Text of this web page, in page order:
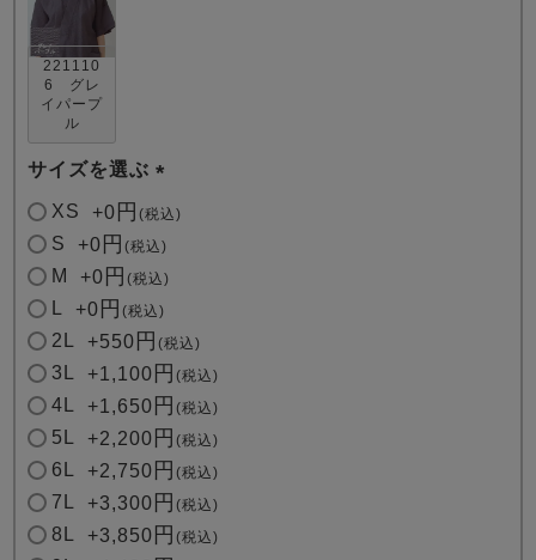
すべてのデザインのパジャマ一覧はこちら
221110
6 グレ
イパープ
ル
サイズを選ぶ
(
)
XS +0 税込
S +0 税込
M +0 税込
+0 税込
2L +550 税込
3L +1,100 税込
4L +1,650 税込
5L +2,200 税込
6L +2,750 税込
7L +3,300 税込
8L +3,850 税込